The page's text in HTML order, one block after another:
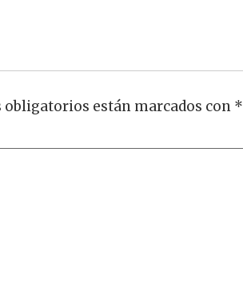
obligatorios están marcados con *